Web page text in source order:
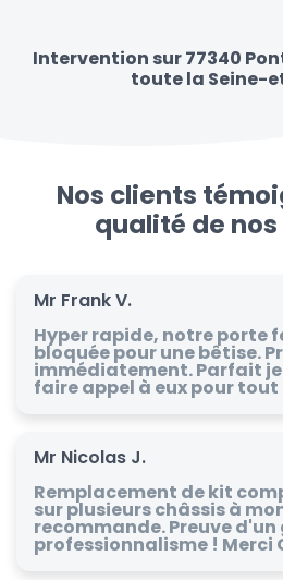
Intervention sur 77340
toute la Seine-
Nos clients
qualité de
Mr Frank V.
Hyper rapide, notre porte
bloquée pour une bêtise.
immédiatement. Parfait
faire appel à eux pour
Mr Nicolas J.
Remplacement de kit
sur plusieurs châssis à
recommande. Preuve
professionnalisme !